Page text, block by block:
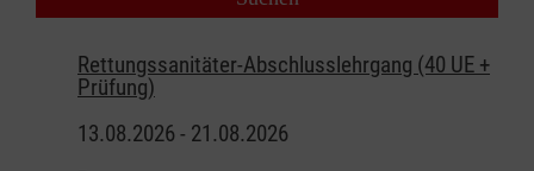
Rettungssanitäter-Abschlusslehrgang (40 UE +
Prüfung)
13.08.2026 - 21.08.2026